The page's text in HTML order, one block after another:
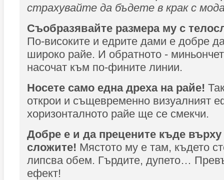
страхувайте да бъдете в крак с
Съобразявайте размера му с
По-високите и едрите дами е добре
широко райе. И обратното -
насочат към по-фините линии.
Носете само една дреха на райе!
открои и същевременно визуалният
хоризонталното райе ще се смекчи.
Добре е и да прецените къде върху
сложите! Мястото му е там, където
липсва обем. Гърдите, дупето…
ефект!